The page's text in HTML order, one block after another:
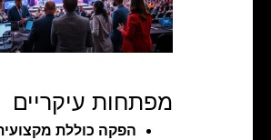
מפתחות עיקריים
הפקה כוללת